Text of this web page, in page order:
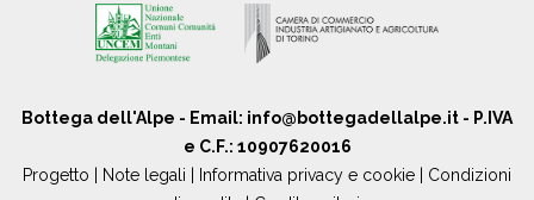
Bottega dell'Alpe - Email: info@bottegadellalpe.it - P.IVA
e C.F.: 10907620016
Progetto
Note legali Informativa privacy e cookie
Condizioni